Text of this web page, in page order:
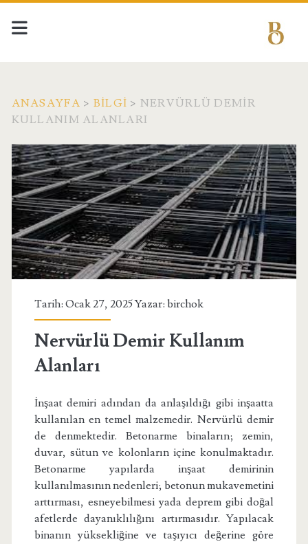
ANASAYFA > BILGI > NERVÜRLÜ DEMIR
KULLANIM ALANLARI
Tarih: Ocak 27, 2025 Yazar: birchok
Nervürlü Demir Kullanım
Alanları
İnşaat demiri adından da anlaşıldığı gibi inşaatta
kullanılan en temel malzemedir. Nervürlü demir
de denmektedir. Betonarme binaların; zemin,
duvar, sütun ve kolonların içine konulmaktadır.
Betonarme yapılarda inşaat demirinin
kullanılmasının nedenleri; betonun mukavemetini
arttırması, esneyebilmesi yada deprem gibi doğal
afetlerde dayanıklılığını artırmasıdır. Yapılacak
binanın yüksekliğine ve taşıyıcı değerine göre